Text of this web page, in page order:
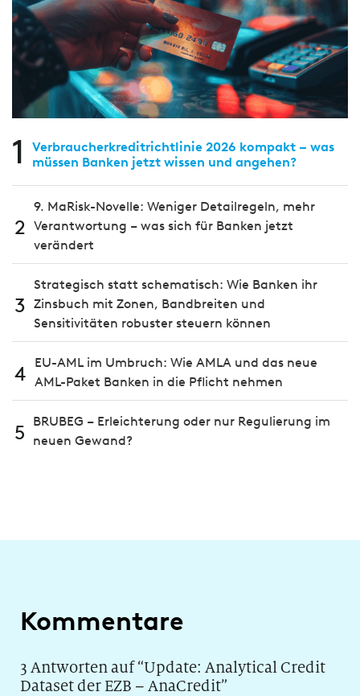
1
Verbraucherkreditrichtlinie 2026 kompakt – was
müssen Banken jetzt wissen und angehen?
2
9. MaRisk-Novelle: Weniger Detailregeln, mehr
Verantwortung – was sich für Banken jetzt
verändert
3
Strategisch statt schematisch: Wie Banken ihr
Zinsbuch mit Zonen, Bandbreiten und
Sensitivitäten robuster steuern können
4
EU-AML im Umbruch: Wie AMLA und das neue
AML-Paket Banken in die Pflicht nehmen
5
BRUBEG – Erleichterung oder nur Regulierung im
neuen Gewand?
Kommentare
3 Antworten auf “Update: Analytical Credit
Dataset der EZB – AnaCredit”